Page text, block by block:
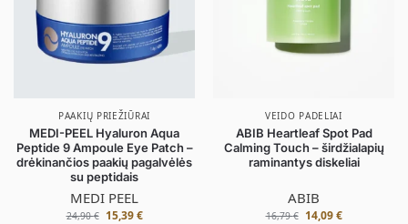
PAAKIŲ PRIEŽIŪRAI
MEDI-PEEL Hyaluron Aqua
Peptide 9 Ampoule Eye Patch –
drėkinančios paakių pagalvėlės
su peptidais
MEDI PEEL
24,90€ 15,39€
VEIDO PADELIAI
ABIB Heartleaf Spot Pad
Calming Touch – širdžialapių
raminantys diskeliai
ABIB
16,79€ 14,09€